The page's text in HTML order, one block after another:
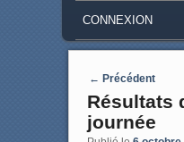
CONNEXION
Post navigation
← Précédent
Résultats
journée